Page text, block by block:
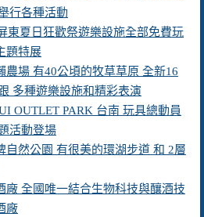
行各種活動
東夏日狂歡祭遊樂設施全部免費玩
題特展
農場 有40公頃的牧草草原 全新16
多種遊樂設施和精彩表演
OUTLET PARK 台南 玩具總動員
活動登場
自然公園 有很美的環湖步道 和 2層
廠 全國唯一結合生物科技與釀酒技
廠